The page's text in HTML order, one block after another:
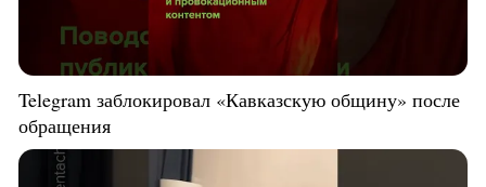
Telegram заблокировал «Кавказскую общину» после
обращения